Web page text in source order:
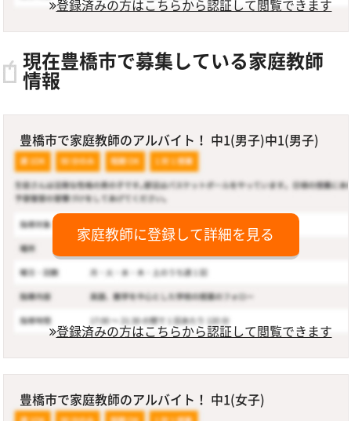
登録済みの方はこちらから認証して閲覧できます
現在豊橋市で募集している家庭教師
情報
豊橋市で家庭教師のアルバイト！ 中1(男子)中1(男子)
家庭教師に登録して詳細を見る
登録済みの方はこちらから認証して閲覧できます
豊橋市で家庭教師のアルバイト！ 中1(女子)